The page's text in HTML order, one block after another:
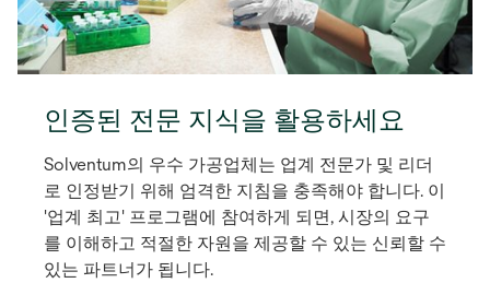
인증된 전문 지식을 활용하세요
Solventum의 우수 가공업체는 업계 전문가 및 리더
로 인정받기 위해 엄격한 지침을 충족해야 합니다. 이
'업계 최고' 프로그램에 참여하게 되면, 시장의 요구
를 이해하고 적절한 자원을 제공할 수 있는 신뢰할 수
있는 파트너가 됩니다.